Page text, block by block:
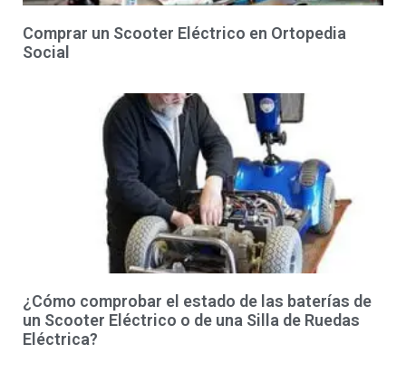
Comprar un Scooter Eléctrico en Ortopedia
Social
¿Cómo comprobar el estado de las baterías de
un Scooter Eléctrico o de una Silla de Ruedas
Eléctrica?